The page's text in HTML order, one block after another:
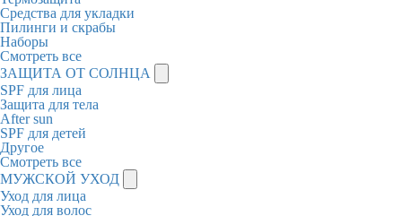
Средства для укладки
Пилинги и скрабы
Наборы
Смотреть все
ЗАЩИТА ОТ СОЛНЦА
SPF для лица
Защита для тела
After sun
SPF для детей
Другое
Смотреть все
МУЖСКОЙ УХОД
Уход для лица
Уход для волос